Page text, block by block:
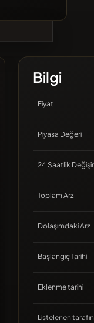
❌Son zamanlarda
Bilgi
Fiyat
Piyasa Değeri
24 Saatlik
Toplam Arz
Dolaşımdaki Arz
Başlangıç Tarihi
Eklenme tarihi
Listelenen